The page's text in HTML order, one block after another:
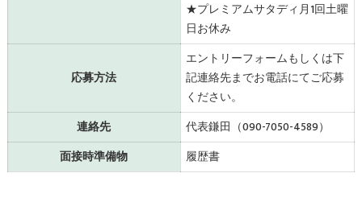
★プレミアムサタディ月1回土曜
日お休み
応募方法
エントリーフォームもしくは下
記連絡先までお電話にてご応募
ください。
連絡先
代表鎌田（090-7050-4589）
面接時準備物
履歴書